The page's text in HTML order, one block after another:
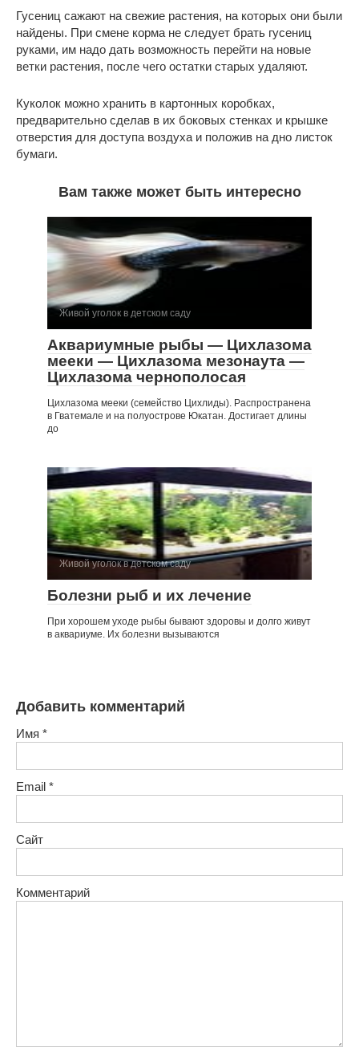
Гусениц сажают на свежие растения, на которых они были
найдены. При смене корма не следует брать гусениц
руками, им надо дать возможность перейти на новые
ветки растения, после чего остатки старых удаляют.
Куколок можно хранить в картонных коробках,
предварительно сделав в их боковых стенках и крышке
отверстия для доступа воздуха и положив на дно листок
бумаги.
Вам также может быть интересно
Живой уголок в детском саду
Аквариумные рыбы — Цихлазома
мееки — Цихлазома мезонаута —
Цихлазома чернополосая
Цихлазома мееки (семейство Цихлиды). Распространена
в Гватемале и на полуострове Юкатан. Достигает длины
до
Живой уголок в детском саду
Болезни рыб и их лечение
При хорошем уходе рыбы бывают здоровы и долго живут
в аквариуме. Их болезни вызываются
Добавить комментарий
Имя *
Email *
Сайт
Комментарий